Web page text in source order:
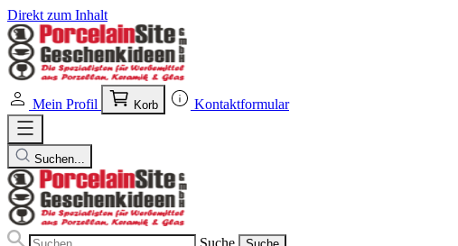
Direkt zum Inhalt
Mein Profil Korb Kontaktformular
Suchen...
Suche